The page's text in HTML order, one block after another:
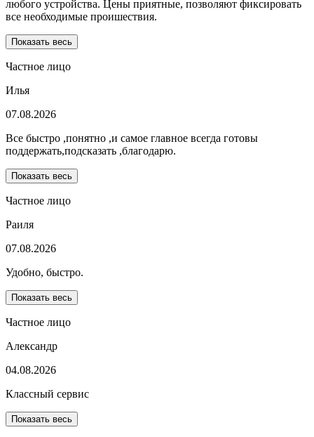
любого устройства. Цены приятные, позволяют фиксировать
все необходимые проишествия.
Показать весь
Частное лицо
Илья
07.08.2026
Все быстро ,понятно ,и самое главное всегда готовы
поддержать,подсказать ,благодарю.
Показать весь
Частное лицо
Раиля
07.08.2026
Удобно, быстро.
Показать весь
Частное лицо
Александр
04.08.2026
Классный сервис
Показать весь